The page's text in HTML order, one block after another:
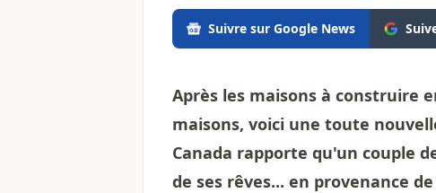
Suivre sur Google News
Après les maisons à construire
maisons, voici une toute
Canada rapporte qu'un couple
de ses rêves... en provenance